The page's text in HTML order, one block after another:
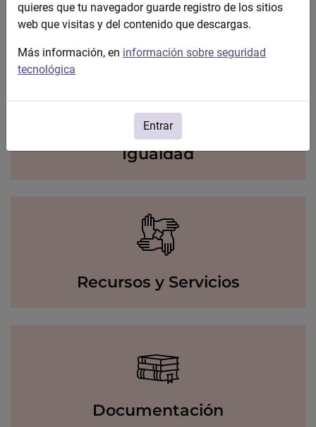
Violencia contra la mujer
Igualdad
Recursos y Servicios
Documentación
quieres que tu navegador guarde registro de los sitios
web que visitas y del contenido que descargas.
Más información, en información sobre seguridad
tecnológica
Entrar